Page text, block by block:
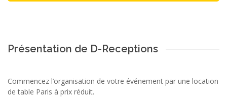
Présentation de D-Receptions
Commencez l’organisation de votre événement par une location
de table Paris à prix réduit.